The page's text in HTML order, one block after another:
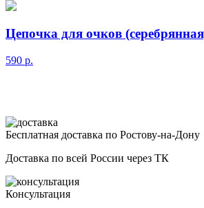
Цепочка для очков
590 р.
Бесплатная доставка по Ростову-на-Дону
Доставка по всей России через ТК
Консультация